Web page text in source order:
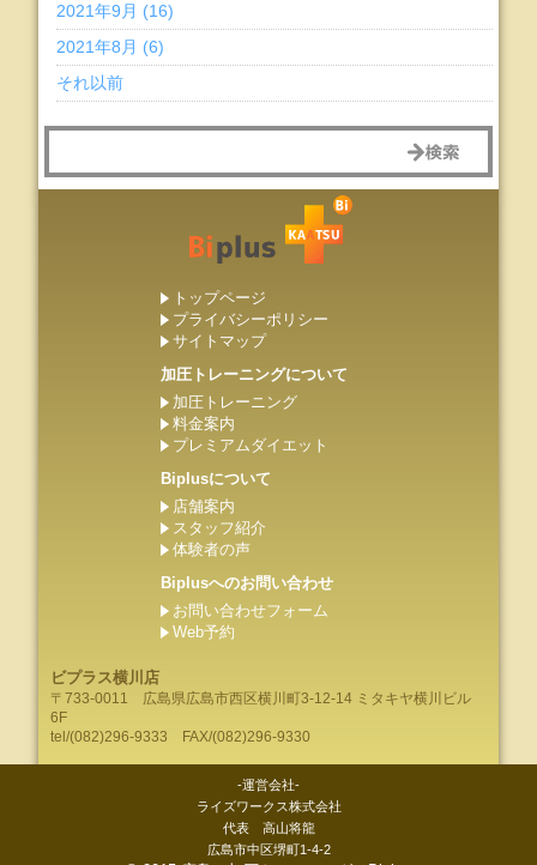
2021年9月 (16)
2021年8月 (6)
それ以前
トップページ
プライバシーポリシー
サイトマップ
加圧トレーニングについて
加圧トレーニング
料金案内
プレミアムダイエット
Biplusについて
店舗案内
スタッフ紹介
体験者の声
Biplusへのお問い合わせ
お問い合わせフォーム
Web予約
ビプラス横川店
〒733-0011 広島県広島市西区横川町3-12-14 ミタキヤ横川ビル
6F
tel/(082)296-9333 FAX/(082)296-9330
-運営会社-
ライズワークス株式会社
代表 高山将龍
広島市中区堺町1-4-2